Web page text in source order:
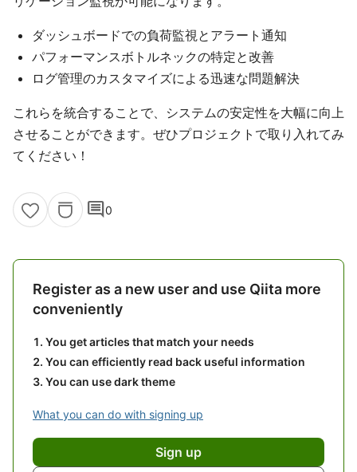
ダッシュボードでの負荷監視とアラート通知
パフォーマンスボトルネックの特定と改善
ログ管理のカスタマイズによる迅速な問題解決
これらを統合することで、システムの安定性を大幅に向上
させることができます。ぜひプロジェクトで取り入れてみ
てください！
comment0
Register as a new user and use Qiita more
conveniently
You get articles that match your needs
You can efficiently read back useful information
You can use dark theme
What you can do with signing up
Sign up